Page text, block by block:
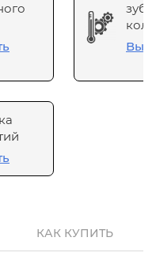
КАК КУПИТЬ